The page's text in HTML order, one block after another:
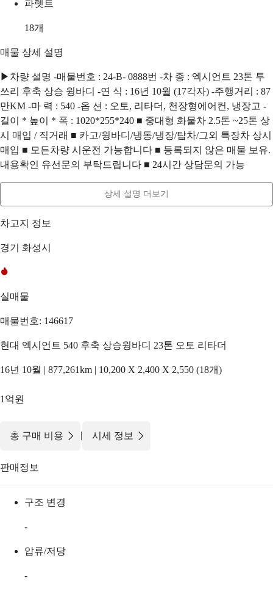
파렛트
18개
매물 상세 설명
▶차량 설명 -매물번호 : 24-B- 0888번 -차 종 : 엑시언트 23톤 투
쓰리 후축 상승 윙바디 -연 식 : 16년 10월 (17각자) -주행거리 : 87
만KM -마 력 : 540 -옵 션 : 오토, 리타더, 천장형에어컨, 냉장고 -
길이 * 높이 * 폭 : 1020*255*240 ■ 중대형 화물차 2.5톤 ~25톤 상
시 매입 / 직거래 ■ 카고/윙바디/냉동/냉장/탑차/그외 특장차 상시
매입 ■ 모든차량 시운전 가능합니다 ■ 등록되지 않은 매물 보유.
내용확인 유선문의 부탁드립니다 ■ 24시간 상담문의 가능
상세 설명 더보기
차고지 정보
경기 화성시
실매물
매물번호: 146617
현대 엑시언트 540 후축 상승윙바디 23톤 오토 리타더
16년 10월 | 877,261km | 10,200 X 2,400 X 2,550 (18개)
1억원
총 구매 비용 | 시세 정보
판매정보
구조 변경
-
압류/저당
-